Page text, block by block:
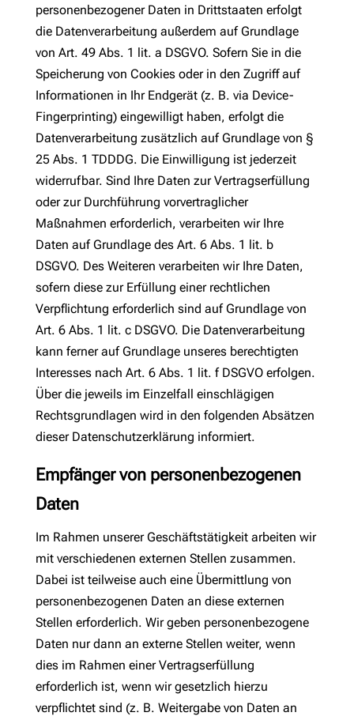
personenbezogener Daten in Drittstaaten erfolgt
die Datenverarbeitung außerdem auf Grundlage
von Art. 49 Abs. 1 lit. a DSGVO. Sofern Sie in die
Speicherung von Cookies oder in den Zugriff auf
Informationen in Ihr Endgerät (z. B. via Device-
Fingerprinting) eingewilligt haben, erfolgt die
Datenverarbeitung zusätzlich auf Grundlage von §
25 Abs. 1 TDDDG. Die Einwilligung ist jederzeit
widerrufbar. Sind Ihre Daten zur Vertragserfüllung
oder zur Durchführung vorvertraglicher
Maßnahmen erforderlich, verarbeiten wir Ihre
Daten auf Grundlage des Art. 6 Abs. 1 lit. b
DSGVO. Des Weiteren verarbeiten wir Ihre Daten,
sofern diese zur Erfüllung einer rechtlichen
Verpflichtung erforderlich sind auf Grundlage von
Art. 6 Abs. 1 lit. c DSGVO. Die Datenverarbeitung
kann ferner auf Grundlage unseres berechtigten
Interesses nach Art. 6 Abs. 1 lit. f DSGVO erfolgen.
Über die jeweils im Einzelfall einschlägigen
Rechtsgrundlagen wird in den folgenden Absätzen
dieser Datenschutzerklärung informiert.
Empfänger von personenbezogenen
Daten
Im Rahmen unserer Geschäftstätigkeit arbeiten wir
mit verschiedenen externen Stellen zusammen.
Dabei ist teilweise auch eine Übermittlung von
personenbezogenen Daten an diese externen
Stellen erforderlich. Wir geben personenbezogene
Daten nur dann an externe Stellen weiter, wenn
dies im Rahmen einer Vertragserfüllung
erforderlich ist, wenn wir gesetzlich hierzu
verpflichtet sind (z. B. Weitergabe von Daten an